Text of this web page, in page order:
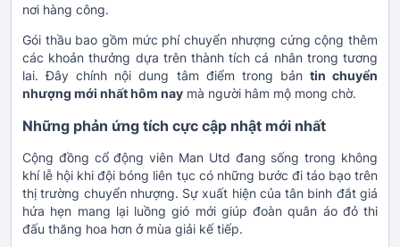
nơi hàng công.
Gói thầu bao gồm mức phí chuyển nhượng cứng cộng thêm
các khoản thưởng dựa trên thành tích cá nhân trong tương
lai. Đây chính nội dung tâm điểm trong bản tin chuyển
nhượng mới nhất hôm nay mà người hâm mộ mong chờ.
Những phản ứng tích cực cập nhật mới nhất
Cộng đồng cổ động viên Man Utd đang sống trong không
khí lễ hội khi đội bóng liên tục có những bước đi táo bạo trên
thị trường chuyển nhượng. Sự xuất hiện của tân binh đắt giá
hứa hẹn mang lại luồng gió mới giúp đoàn quân áo đỏ thi
đấu thăng hoa hơn ở mùa giải kế tiếp.